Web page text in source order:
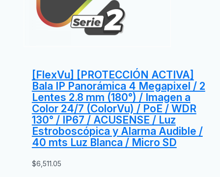
[FlexVu] [PROTECCIÓN ACTIVA]
Bala IP Panorámica 4 Megapixel / 2
Lentes 2.8 mm (180°) / Imagen a
Color 24/7 (ColorVu) / PoE / WDR
130° / IP67 / ACUSENSE / Luz
Estroboscópica y Alarma Audible /
40 mts Luz Blanca / Micro SD
$6,511.05